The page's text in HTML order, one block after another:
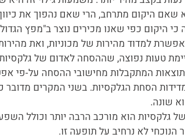
היקום מתרחב, הרי שאם נהפוך את כיוון
כי היקום כפי שאנו מכירים נוצר ב"מפץ
למדוד מהירות של מכוניות, ואת
טעות נפוצה, שההסחה לאדום של
המתקבלות מחישובי ההסחה על-פי
הסחת הגלקסיות. בשני המקרים מדובר
שונה.
גלקסיות הוא מורכב הרבה יותר וכולל
לא נרחיב על תופעה זו.